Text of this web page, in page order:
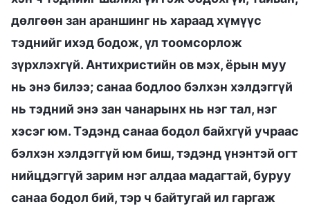
дөлгөөн зан араншинг нь хараад хүмүүс
тэднийг ихэд бодож, үл тоомсорлож
зүрхлэхгүй. Антихристийн ов мэх, ёрын муу
нь энэ билээ; санаа бодлоо бэлхэн хэлдэггүй
нь тэдний энэ зан чанарынх нь нэг тал, нэг
хэсэг юм. Тэдэнд санаа бодол байхгүй учраас
бэлхэн хэлдэггүй юм биш, тэдэнд үнэнтэй огт
нийцдэггүй зарим нэг алдаа мадагтай, буруу
санаа бодол бий, тэр ч байтугай ил гаргаж